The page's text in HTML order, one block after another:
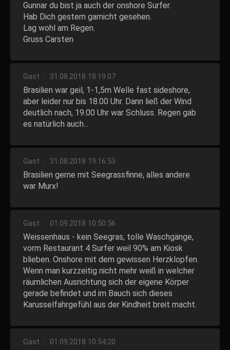
Gunnar du bist ja auch der onshore Surfer.
Hab Dich gestern garnicht gesehen.
Lag wohl am Regen.
Gruss Carsten
Gast 31.08.2018 18:19:07
Brasilien war geil, 1-1,5m Welle fast sideshore,
aber leider nur bis 18.00 Uhr. Dann ließ der Wind
deutlich nach, 19.00 Uhr war Schluss. Regen gab
es natürlich auch...
Gast 31.08.2018 19:16:53
Brasilien gerne mit Seegrassfinne, alles andere
war Murx!
Gast 01.09.2018 10:50:56
Weissenhaus - kein Seegras, tolle Waschgänge,
vorm Restaurant 4 Surfer weil 90% am Kiosk
blieben. Onshore mit dem gewissen Herzklopfen.
Wenn man kurzzeitig nicht mehr weiß in welcher
räumlichen Ausrichtung sich der eigene Körper
gerade befindet und im Bauch sich dieses
Karusselfahrgefühl aus der Kindheit breit macht.
Gast 01.09.2018 10:54:20